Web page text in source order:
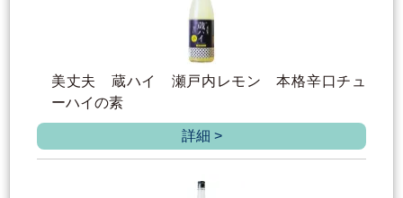
美丈夫 蔵ハイ 瀬戸内レモン 本格辛口チュ
ーハイの素
詳細 >